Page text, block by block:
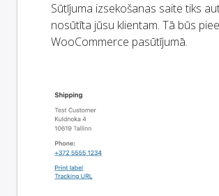
Sūtījuma izsekošanas saite tiks
nosūtīta jūsu klientam. Tā būs
WooCommerce pasūtījumā.